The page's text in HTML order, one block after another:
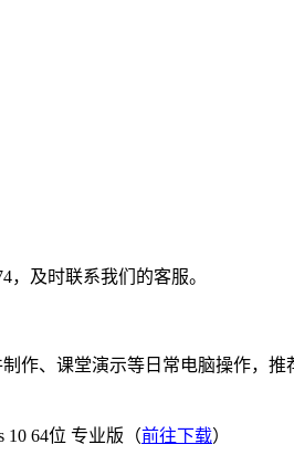
，及时联系我们的客服。
、课堂演示等日常电脑操作，推
64位 专业版（前往下载）